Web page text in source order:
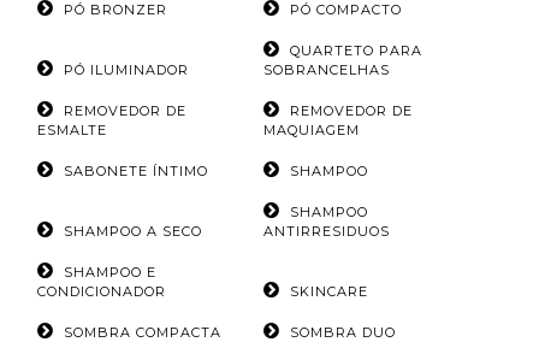
PÓ BRONZER PÓ COMPACTO
PÓ ILUMINADOR
QUARTETO PARA
SOBRANCELHAS
REMOVEDOR DE
ESMALTE
REMOVEDOR DE
MAQUIAGEM
SABONETE ÍNTIMO SHAMPOO
SHAMPOO A SECO
SHAMPOO
ANTIRRESIDUOS
SHAMPOO E
CONDICIONADOR
SKINCARE
SOMBRA COMPACTA SOMBRA DUO